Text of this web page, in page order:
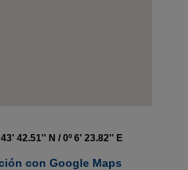
43' 42.51'' N / 0º 6' 23.82'' E
con Google Maps